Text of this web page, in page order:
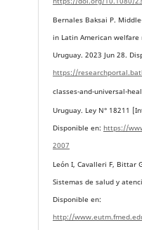
Bernales Baksai P.
in Latin American welfare
Uruguay. 2023 Jun 28.
https://
classes-and-universal-
Uruguay. Ley N° 18211
Disponible en: https://
2007
León I, Cavalleri F, Bittar
Sistemas de salud y
Disponible en:
http://